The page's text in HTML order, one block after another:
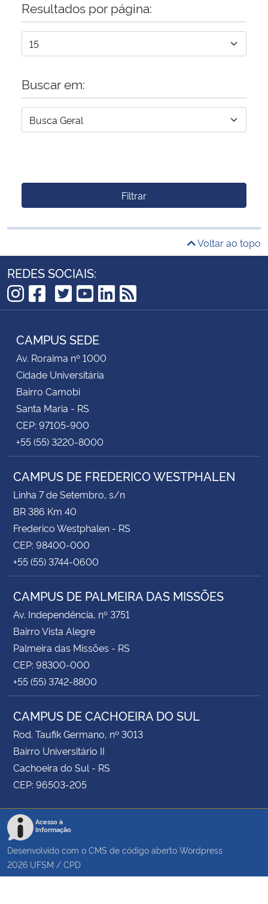
Resultados por página:
Buscar em:
Filtrar
Voltar ao topo
REDES SOCIAIS:
Instagram
Facebook
TikTok
Twitter
YouTube
LinkedIn
RSS
CAMPUS SEDE
Av. Roraima nº 1000
Cidade Universitária
Bairro Camobi
Santa Maria - RS
CEP: 97105-900
+55 (55) 3220-8000
CAMPUS DE FREDERICO WESTPHALEN
Linha 7 de Setembro, s/n
BR 386 Km 40
Frederico Westphalen - RS
CEP: 98400-000
+55 (55) 3744-0600
CAMPUS DE PALMEIRA DAS MISSÕES
Av. Independência, nº 3751
Bairro Vista Alegre
Palmeira das Missões - RS
CEP: 98300-000
+55 (55) 3742-8800
CAMPUS DE CACHOEIRA DO SUL
Rod. Taufik Germano, nº 3013
Bairro Universitário II
Cachoeira do Sul - RS
CEP: 96503-205
Acesso à
Informação
Desenvolvido com o CMS de código aberto Wordpress
2026 UFSM / CPD